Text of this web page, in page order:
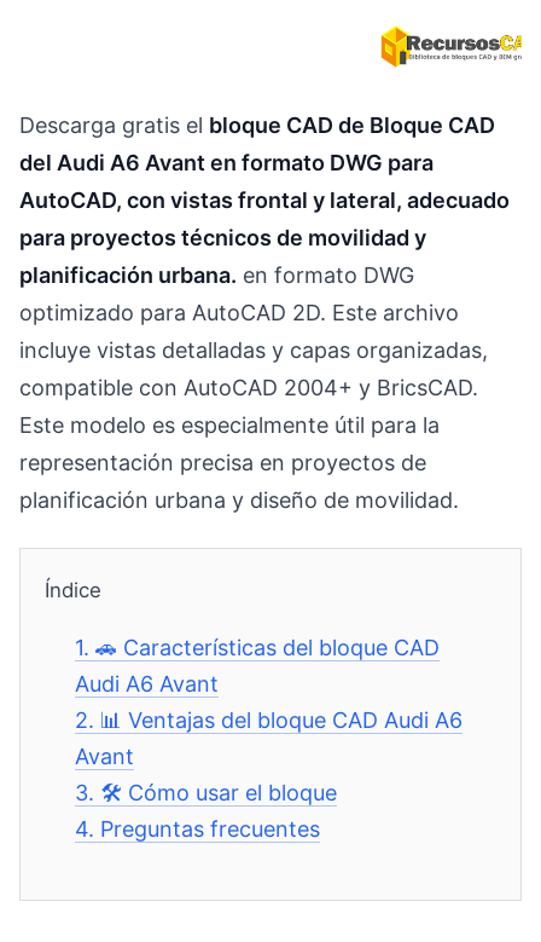
Descarga gratis el bloque CAD de Bloque CAD
del Audi A6 Avant en formato DWG para
AutoCAD, con vistas frontal y lateral, adecuado
para proyectos técnicos de movilidad y
planificación urbana. en formato DWG
optimizado para AutoCAD 2D. Este archivo
incluye vistas detalladas y capas organizadas,
compatible con AutoCAD 2004+ y BricsCAD.
Este modelo es especialmente útil para la
representación precisa en proyectos de
planificación urbana y diseño de movilidad.
Índice
1.🚗 Características del bloque CAD
Audi A6 Avant
2. 📊 Ventajas del bloque CAD Audi A6
Avant
3. 🛠️ Cómo usar el bloque
4. Preguntas frecuentes